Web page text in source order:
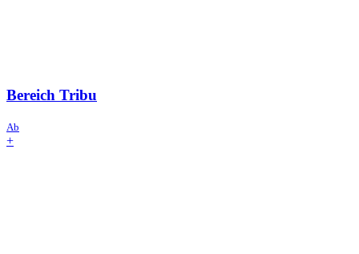
Bereich Tribu
Ab
+